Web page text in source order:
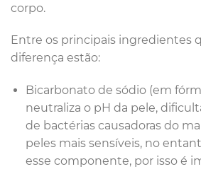
corpo.
Entre os principais ingredientes
diferença estão:
Bicarbonato de sódio (em
neutraliza o pH da pele,
de bactérias causadoras do
peles mais sensíveis, no
esse componente, por isso é